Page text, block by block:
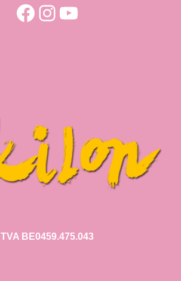
Facebook
Instagram
YouTube
TVA BE0459.475.043